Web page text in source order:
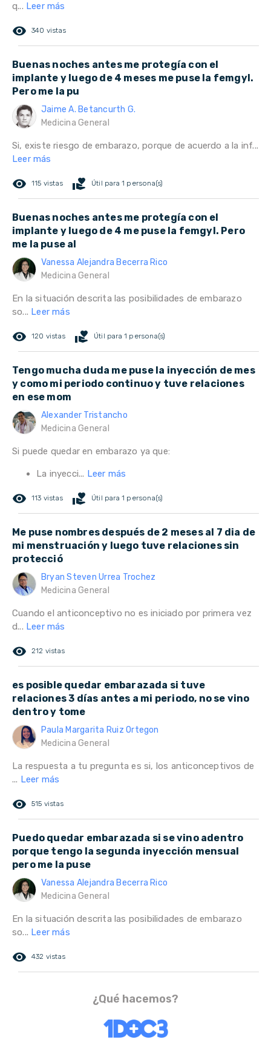
q... Leer más
remove_red_eye 340 vistas
Buenas noches antes me protegía con el
implante y luego de 4 meses me puse la femgyl.
Pero me la pu
Jaime A. Betancurth G.
Medicina General
Si, existe riesgo de embarazo, porque de acuerdo a la inf...
Leer más
remove_red_eye 115 vistas volunteer_activism Útil para 1 persona(s)
Buenas noches antes me protegía con el
implante y luego de 4 me puse la femgyl. Pero
me la puse al
Vanessa Alejandra Becerra Rico
Medicina General
En la situación descrita las posibilidades de embarazo
so... Leer más
remove_red_eye 120 vistas volunteer_activism Útil para 1 persona(s)
Tengo mucha duda me puse la inyección de mes
y como mi periodo continuo y tuve relaciones
en ese mom
Alexander Tristancho
Medicina General
Si puede quedar en embarazo ya que:
La inyecci... Leer más
remove_red_eye 113 vistas volunteer_activism Útil para 1 persona(s)
Me puse nombres después de 2 meses al 7 dia de
mi menstruación y luego tuve relaciones sin
protecció
Bryan Steven Urrea Trochez
Medicina General
Cuando el anticonceptivo no es iniciado por primera vez
d... Leer más
remove_red_eye 212 vistas
es posible quedar embarazada si tuve
relaciones 3 días antes a mi periodo, no se vino
dentro y tome
Paula Margarita Ruiz Ortegon
Medicina General
La respuesta a tu pregunta es si, los anticonceptivos de
... Leer más
remove_red_eye 515 vistas
Puedo quedar embarazada si se vino adentro
porque tengo la segunda inyección mensual
pero me la puse
Vanessa Alejandra Becerra Rico
Medicina General
En la situación descrita las posibilidades de embarazo
so... Leer más
remove_red_eye 432 vistas
¿Qué hacemos?